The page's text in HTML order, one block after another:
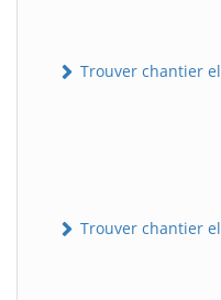
Trouver chantier
Trouver chantier